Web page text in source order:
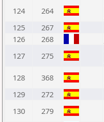
124 264
125
267
126
268
127
275
128 368
129
272
130
279